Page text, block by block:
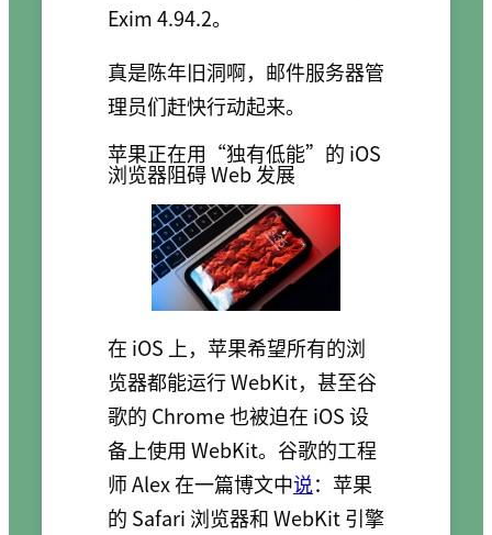
Exim 4.94.2。
真是陈年旧洞啊，邮件服务器管
理员们赶快行动起来。
苹果正在用“独有低能”的 iOS
浏览器阻碍 Web 发展
在 iOS 上，苹果希望所有的浏
览器都能运行 WebKit，甚至谷
歌的 Chrome 也被迫在 iOS 设
备上使用 WebKit。谷歌的工程
师 Alex 在一篇博文中说：苹果
的 Safari 浏览器和 WebKit 引擎